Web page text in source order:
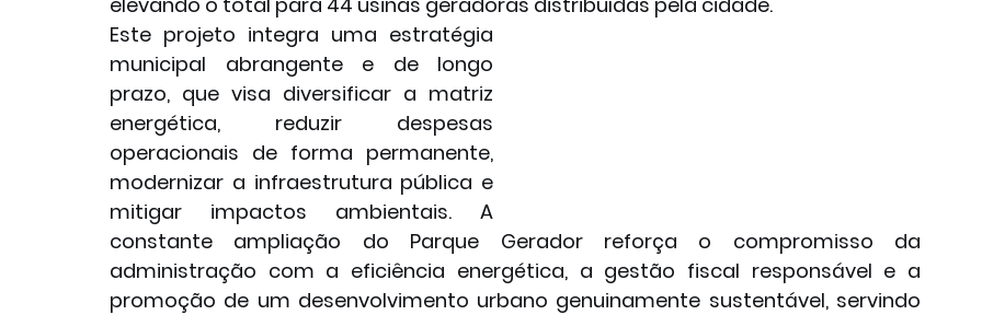
Este projeto integra uma estratégia
municipal abrangente e de longo
prazo, que visa diversificar a matriz
energética, reduzir despesas
operacionais de forma permanente,
modernizar a infraestrutura pública e
mitigar impactos ambientais. A
constante ampliação do Parque Gerador reforça o compromisso da
administração com a eficiência energética, a gestão fiscal responsável e a
promoção de um desenvolvimento urbano genuinamente sustentável, servindo